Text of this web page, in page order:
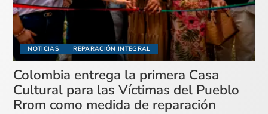
NOTICIAS REPARACIÓN INTEGRAL
Colombia entrega la primera Casa
Cultural para las Víctimas del Pueblo
Rrom como medida de reparación